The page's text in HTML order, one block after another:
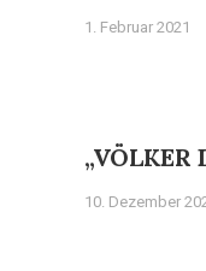
1. Februar 2021
10. Dezember